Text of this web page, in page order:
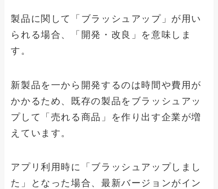
製品に関して「ブラッシュアップ」が用い
られる場合、「開発・改良」を意味しま
す。
新製品を一から開発するのは時間や費用が
かかるため、既存の製品をブラッシュアッ
プして「売れる商品」を作り出す企業が増
えています。
アプリ利用時に「ブラッシュアップしまし
た」となった場合、最新バージョンがイン